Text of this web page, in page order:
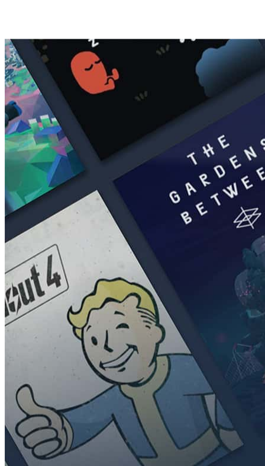
steam-中文管家
steam-中文管家。专业的游戏平台，为您提供优质的游戏体
验。